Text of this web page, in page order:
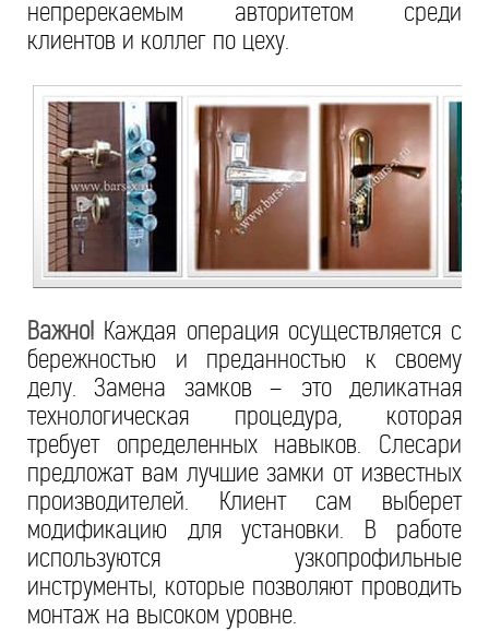
непререкаемым авторитетом среди
клиентов и коллег по цеху.
Важно! Каждая операция осуществляется с
бережностью и преданностью к своему
делу. Замена замков – это деликатная
технологическая процедура, которая
требует определенных навыков. Слесари
предложат вам лучшие замки от известных
производителей. Клиент сам выберет
модификацию для установки. В работе
используются узкопрофильные
инструменты, которые позволяют проводить
монтаж на высоком уровне.